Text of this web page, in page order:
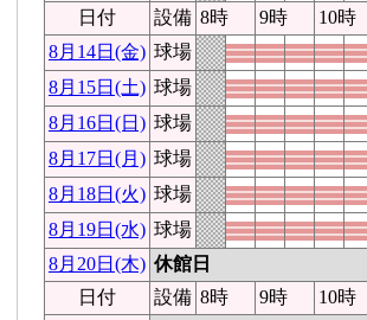
日付
設備 8時 9時 10時
8月14日(金) 球場
8月15日(土) 球場
8月16日(日) 球場
8月17日(月) 球場
8月18日(火) 球場
8月19日(水) 球場
8月20日(木) 休館日
日付
設備 8時 9時 10時